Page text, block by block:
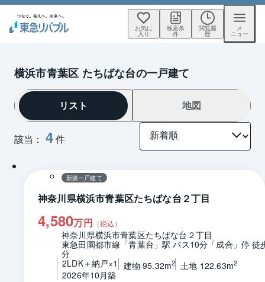
お気に
入り
検索条
件
閲覧履
歴
メ
ニュー
横浜市青葉区 たちばな台の一戸建て
該当： 4件
リスト 地図
1 / 0 間取り
新築一戸建て
神奈川県横浜市青葉区たちばな台２丁目
4,580万円 （税込）
神奈川県横浜市青葉区たちばな台２丁目
東急田園都市線「青葉台」駅 バス10分「成合」停 徒
分
2LDK＋納戸×1
建物 95.32m2 土地 122.63m2
2026年10月築